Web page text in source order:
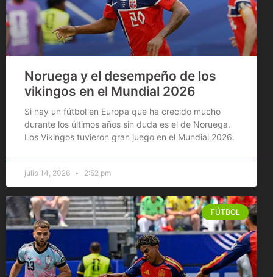
Noruega y el desempeño de los
vikingos en el Mundial 2026
Si hay un fútbol en Europa que ha crecido mucho
durante los últimos años sin duda es el de Noruega.
Los Vikingos tuvieron gran juego en el Mundial 2026.
julio 14, 2026 2:52 pm
FÚTBOL